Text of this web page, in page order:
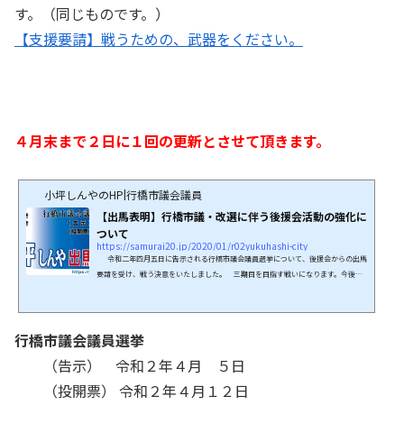
す。（同じものです。）
【支援要請】戦うための、武器をください。
４月末まで２日に１回の更新とさせて頂きます。
小坪しんやのHP|行橋市議会議員
【出馬表明】行橋市議・改選に伴う後援会活動の強化に
ついて
https://samurai20.jp/2020/01/r02yukuhashi-city
令和二年四月五日に告示される行橋市議会議員選挙について、後援会からの出馬
要請を受け、戦う決意をいたしました。 三期目を目指す戦いになります。今後
らず期数によらぬご高配を関係各所より賜ってきました。国・県・地方の連携を活
かし、特に国費・県費の予算獲得においては大...
行橋市議会議員選挙
（告示） 令和２年４月 ５日
（投開票） 令和２年４月１２日